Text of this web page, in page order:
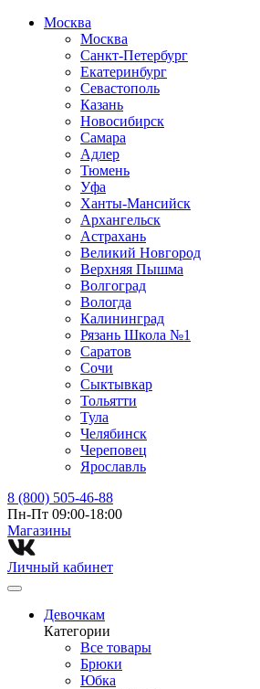
Москва
Москва
Санкт-Петербург
Екатеринбург
Севастополь
Казань
Новосибирск
Самара
Адлер
Тюмень
Уфа
Ханты-Мансийск
Архангельск
Астрахань
Великий Новгород
Верхняя Пышма
Волгоград
Вологда
Калининград
Рязань Школа №1
Саратов
Сочи
Сыктывкар
Тольятти
Тула
Челябинск
Череповец
Ярославль
8 (800) 505-46-88
Пн-Пт 09:00-18:00
Магазины⁠
Личный кабинет
Девочкам
Категории
Все товары
Брюки
Юбка